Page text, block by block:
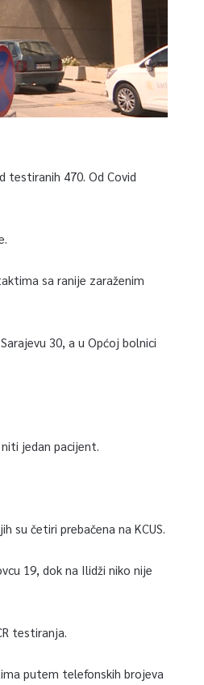
testiranih 470. Od Covid
sa ranije zaraženim
30, a u Općoj bolnici
jedan pacijent.
su četiri prebačena na KCUS.
19, dok na Ilidži niko nije
testiranja.
putem telefonskih brojeva